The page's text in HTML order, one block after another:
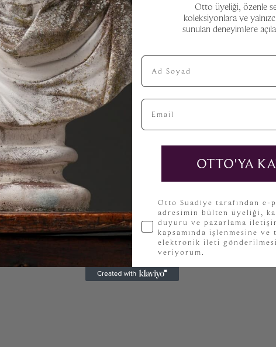
Otto üyeliği, özenle
koleksiyonlara ve
sunulan deneyimlere
Ad Soyad
Email
OTTO'YA
KVKKOtto Suadiye tarafından e-
adresimin bülten üyeliği,
duyuru ve pazarlama
kapsamında işlenmesine ve
elektronik ileti
veriyorum.